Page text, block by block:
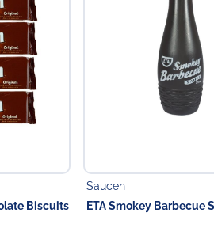
Biscuits
Saucen
ETA Smokey Barbecue